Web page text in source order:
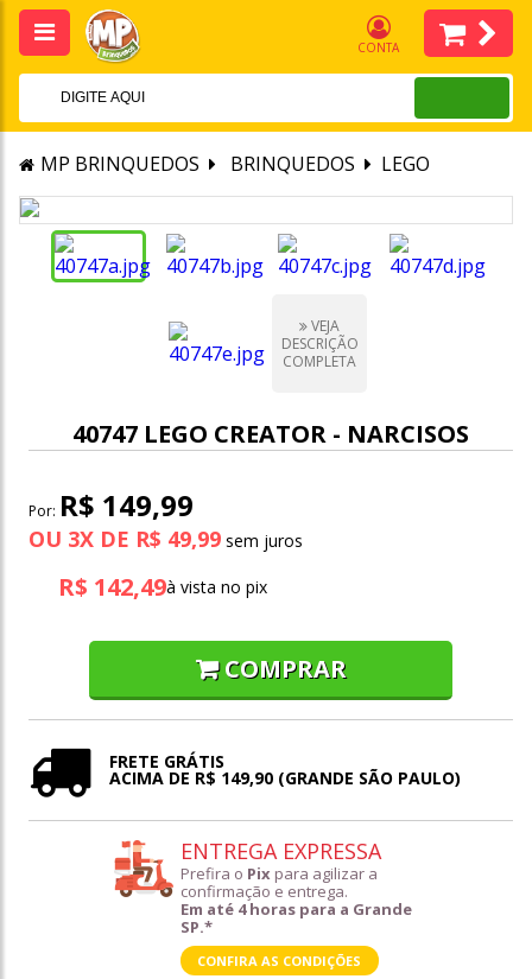
CONTA
MP BRINQUEDOS BRINQUEDOS LEGO
VEJA
DESCRIÇÃO
COMPLETA
40747 LEGO CREATOR - NARCISOS
Por: R$ 149,99
OU 3X DE R$ 49,99
R$ 142,49à vista no pix
COMPRAR
FRETE GRÁTIS
ACIMA DE R$ 149,90 (GRANDE SÃO PAULO)
ENTREGA EXPRESSA
Prefira o Pix para agilizar a
confirmação e entrega.
Em até 4 horas para a Grande
SP.*
CONFIRA AS CONDIÇÕES